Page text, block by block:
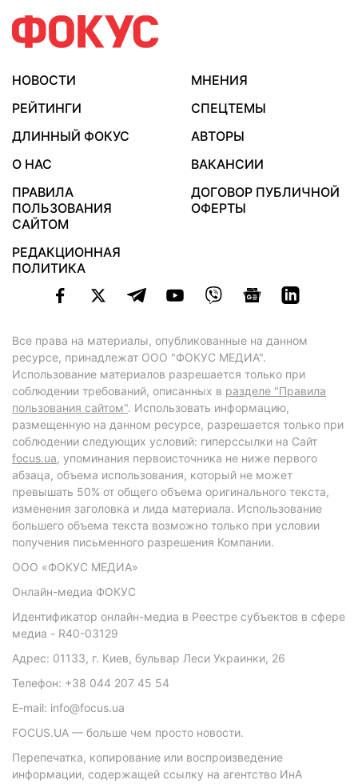
НОВОСТИ
МНЕНИЯ
РЕЙТИНГИ
СПЕЦТЕМЫ
ДЛИННЫЙ ФОКУС
АВТОРЫ
О НАС
ВАКАНСИИ
ПРАВИЛА
ПОЛЬЗОВАНИЯ
САЙТОМ
ДОГОВОР ПУБЛИЧНОЙ
ОФЕРТЫ
РЕДАКЦИОННАЯ
ПОЛИТИКА
Все права на материалы, опубликованные на данном
ресурсе, принадлежат ООО "ФОКУС МЕДИА".
Использование материалов разрешается только при
соблюдении требований, описанных в разделе "Правила
пользования сайтом". Использовать информацию,
размещенную на данном ресурсе, разрешается только при
соблюдении следующих условий: гиперссылки на Сайт
focus.ua, упоминания первоисточника не ниже первого
абзаца, объема использования, который не может
превышать 50% от общего объема оригинального текста,
изменения заголовка и лида материала. Использование
большего объема текста возможно только при условии
получения письменного разрешения Компании.
ООО «ФОКУС МЕДИА»
Онлайн-медиа ФОКУС
Идентификатор онлайн-медиа в Реестре субъектов в сфере
медиа - R40-03129
Адрес: 01133, г. Киев, бульвар Леси Украинки, 26
Телефон: +38 044 207 45 54
E-mail: info@focus.ua
FOCUS.UA — больше чем просто новости.
Перепечатка, копирование или воспроизведение
информации, содержащей ссылку на агентство ИнА